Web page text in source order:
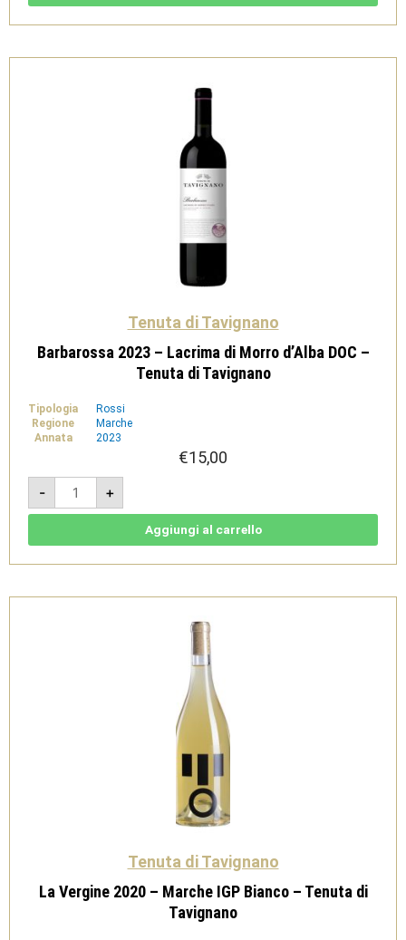
Tenuta
quantità
Tenuta di Tavignano
Barbarossa 2023 – Lacrima di Morro d’Alba DOC –
Tenuta di Tavignano
Tipologia
Rossi
Regione
Marche
Annata
2023
€15,00
-
Barbarossa
2023
-
Lacrima
DOC
di
+
Aggiungi al carrello
Tenuta di Tavignano
La Vergine 2020 – Marche IGP Bianco – Tenuta di
Tavignano